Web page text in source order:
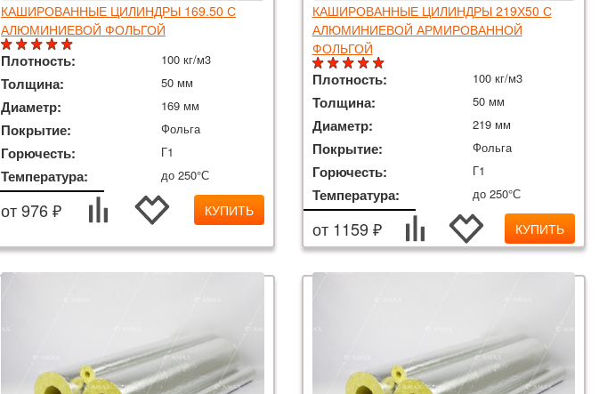
КАШИРОВАННЫЕ ЦИЛИНДРЫ 169.50 С
АЛЮМИНИЕВОЙ ФОЛЬГОЙ
Плотность: 100 кг/м3
Толщина: 50 мм
Диаметр: 169 мм
Покрытие: Фольга
Горючесть: Г1
Температура: до 250°С
от 976 ₽ КУПИТЬ
КАШИРОВАННЫЕ ЦИЛИНДРЫ 219Х50 С
АЛЮМИНИЕВОЙ АРМИРОВАННОЙ
ФОЛЬГОЙ
Плотность: 100 кг/м3
Толщина: 50 мм
Диаметр: 219 мм
Покрытие: Фольга
Горючесть: Г1
Температура: до 250°С
от 1159 ₽ КУПИТЬ